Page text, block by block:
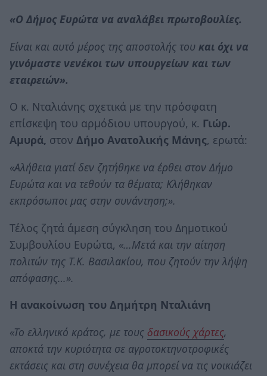
«Ο Δήμος Ευρώτα να αναλάβει πρωτοβουλίες.
Είναι και αυτό μέρος της αποστολής του και όχι να
γινόμαστε νενέκοι των υπουργείων και των
εταιρειών».
Ο κ. Νταλιάνης σχετικά με την πρόσφατη
επίσκεψη του αρμόδιου υπουργού, κ. Γιώρ.
Αμυρά, στον Δήμο Ανατολικής Μάνης, ερωτά:
«Αλήθεια γιατί δεν ζητήθηκε να έρθει στον Δήμο
Ευρώτα και να τεθούν τα θέματα; Κλήθηκαν
εκπρόσωποι μας στην συνάντηση;».
Τέλος ζητά άμεση σύγκληση του Δημοτικού
Συμβουλίου Ευρώτα, «…Μετά και την αίτηση
πολιτών της Τ.Κ. Βασιλακίου, που ζητούν την λήψη
απόφασης…».
Η ανακοίνωση του Δημήτρη Νταλιάνη
«Το ελληνικό κράτος, με τους δασικούς χάρτες,
αποκτά την κυριότητα σε αγροτοκτηνοτροφικές
εκτάσεις και στη συνέχεια θα μπορεί να τις νοικιάζει